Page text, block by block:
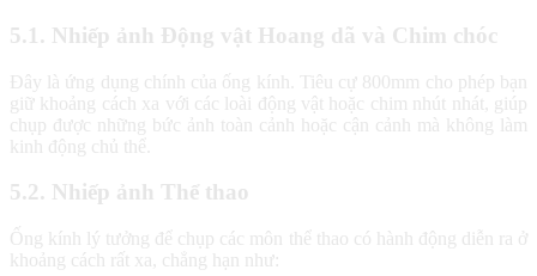
5.1. Nhiếp ảnh Động vật Hoang dã và Chim chóc
Đây là ứng dụng chính của ống kính. Tiêu cự 800mm cho phép bạn
giữ khoảng cách xa với các loài động vật hoặc chim nhút nhát, giúp
chụp được những bức ảnh toàn cảnh hoặc cận cảnh mà không làm
kinh động chủ thể.
5.2. Nhiếp ảnh Thể thao
Ống kính lý tưởng để chụp các môn thể thao có hành động diễn ra ở
khoảng cách rất xa, chẳng hạn như: